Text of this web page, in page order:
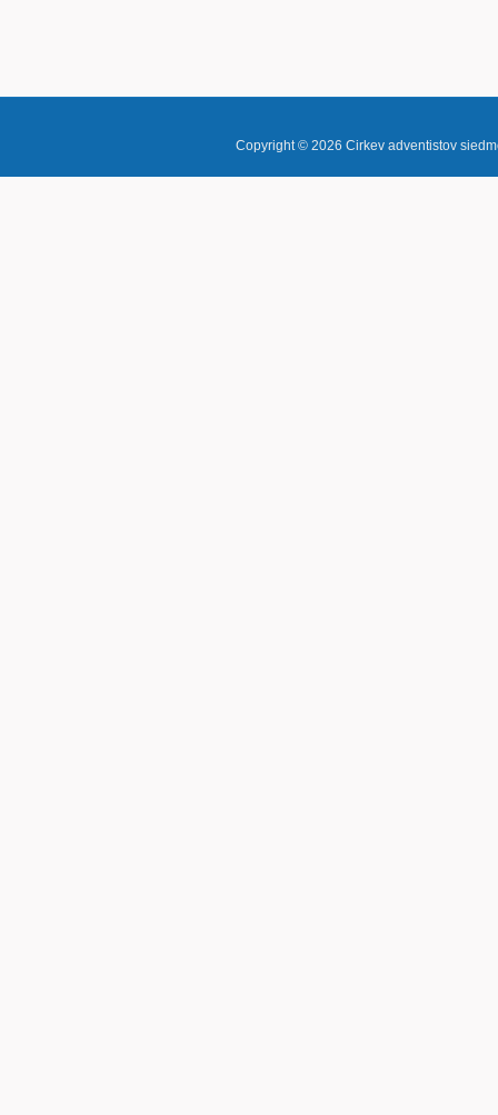
Copyright © 2026Cirkev adventistov